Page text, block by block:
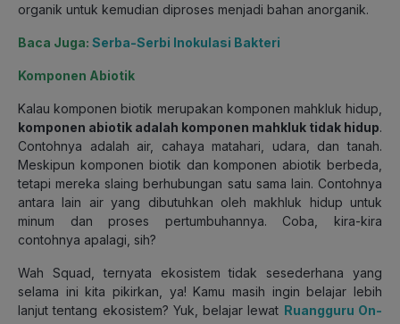
organik untuk kemudian diproses menjadi bahan anorganik.
Baca Juga: Serba-Serbi Inokulasi Bakteri
Komponen Abiotik
Kalau komponen biotik merupakan komponen mahkluk hidup,
komponen abiotik adalah komponen mahkluk tidak hidup.
Contohnya adalah air, cahaya matahari, udara, dan tanah.
Meskipun komponen biotik dan komponen abiotik berbeda,
tetapi mereka slaing berhubungan satu sama lain. Contohnya
antara lain air yang dibutuhkan oleh makhluk hidup untuk
minum dan proses pertumbuhannya. Coba, kira-kira
contohnya apalagi, sih?
Wah Squad, ternyata ekosistem tidak sesederhana yang
selama ini kita pikirkan, ya! Kamu masih ingin belajar lebih
lanjut tentang ekosistem? Yuk, belajar lewat Ruangguru On-